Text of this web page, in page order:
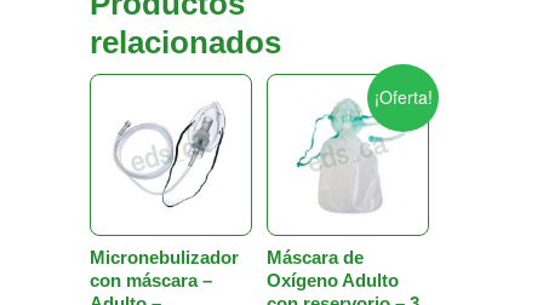
relacionados
Micronebulizador
con máscara –
¡Oferta!
Máscara de
Oxígeno Adulto